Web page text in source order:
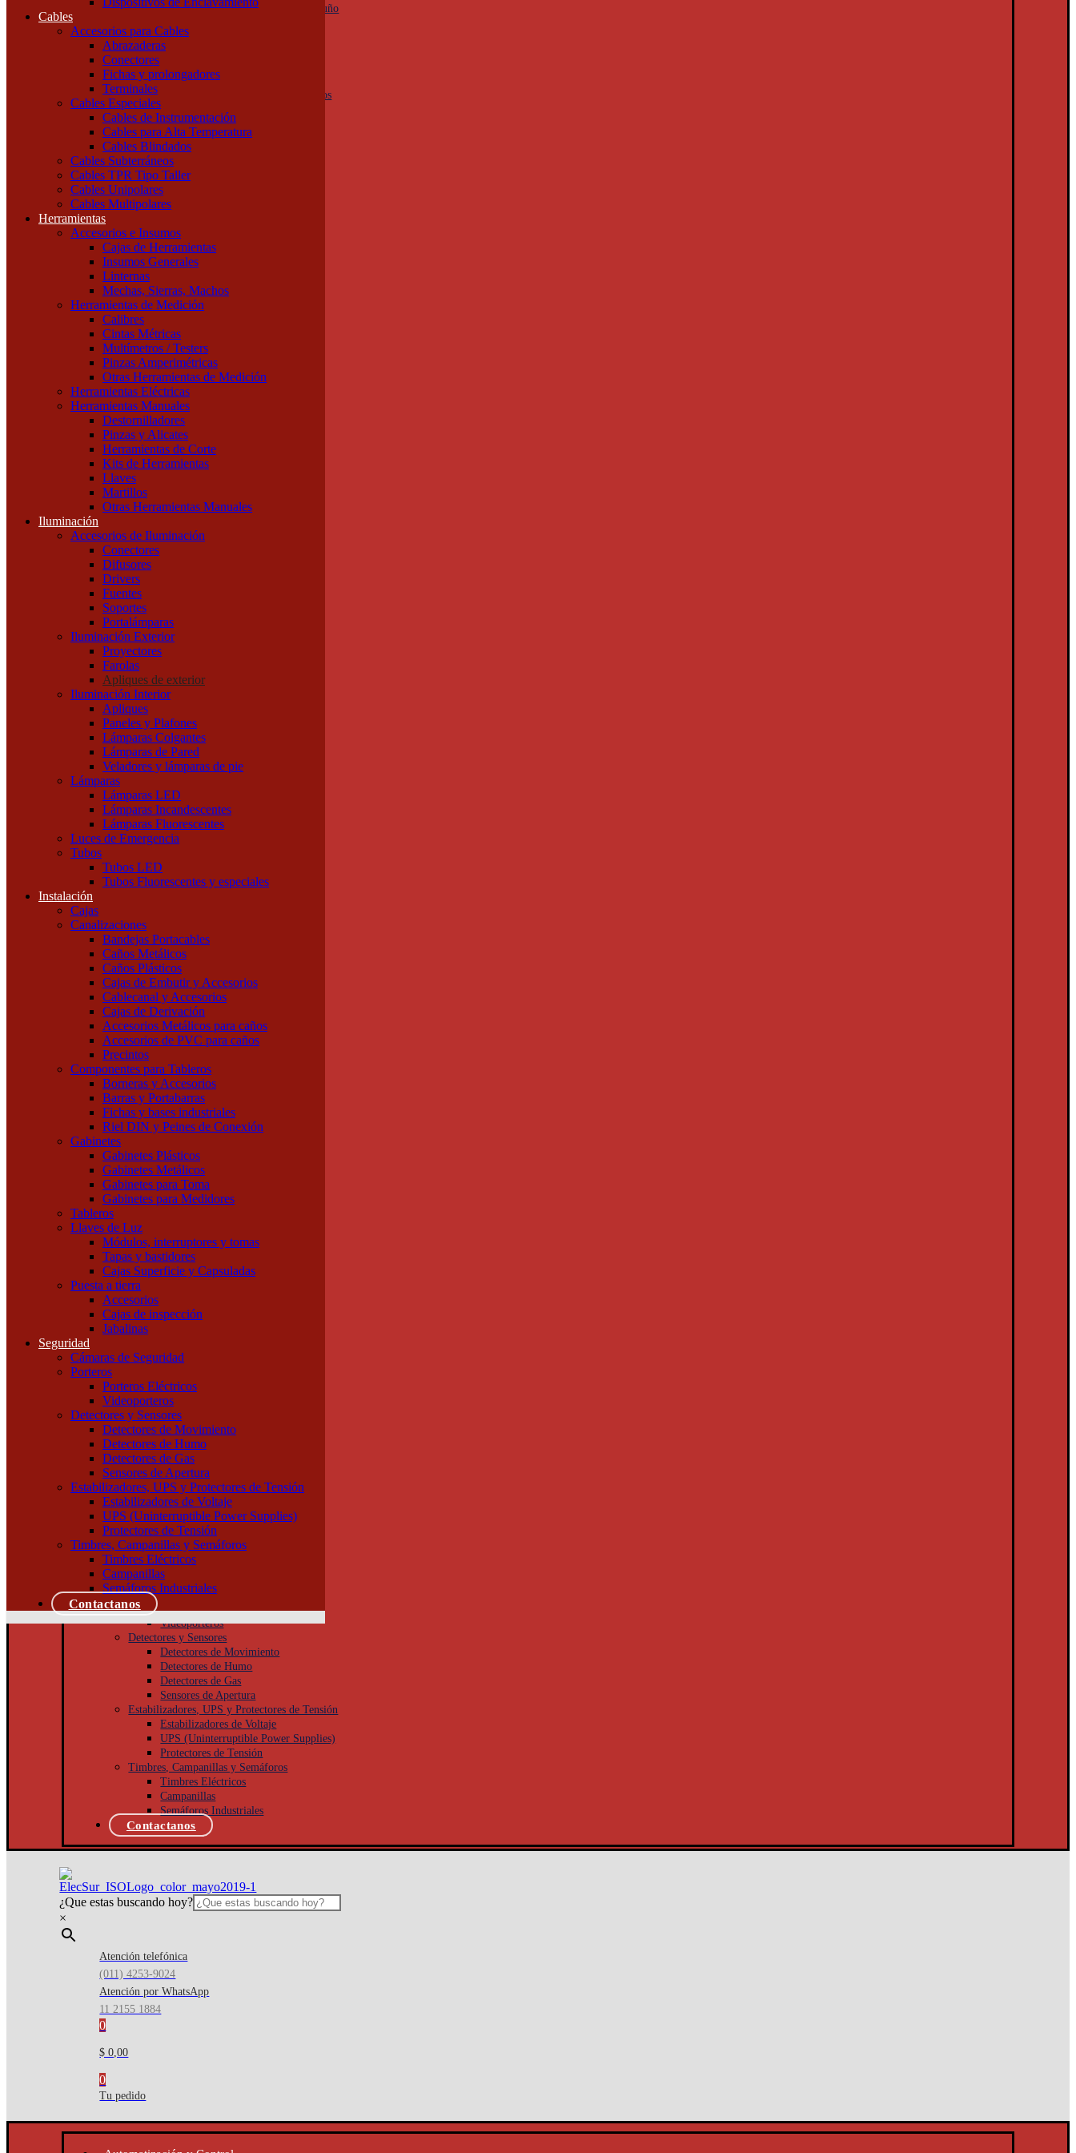
Cables
Accesorios para Cables
Abrazaderas
Conectores
Fichas y prolongadores
Terminales
Cables Especiales
Cables de Instrumentación
Cables para Alta Temperatura
Cables Blindados
Cables Subterráneos
Cables TPR Tipo Taller
Cables Unipolares
Cables Multipolares
Herramientas
Accesorios e Insumos
Cajas de Herramientas
Insumos Generales
Linternas
Mechas, Sierras, Machos
Herramientas de Medición
Calibres
Cintas Métricas
Multímetros / Testers
Pinzas Amperimétricas
Otras Herramientas de Medición
Herramientas Eléctricas
Herramientas Manuales
Destornilladores
Pinzas y Alicates
Herramientas de Corte
Kits de Herramientas
Llaves
Martillos
Otras Herramientas Manuales
Iluminación
Accesorios de Iluminación
Conectores
Difusores
Drivers
Fuentes
Soportes
Portalámparas
Iluminación Exterior
Proyectores
Farolas
Apliques de exterior
Iluminación Interior
Apliques
Paneles y Plafones
Lámparas Colgantes
Lámparas de Pared
Veladores y lámparas de pie
Lámparas
Lámparas LED
Lámparas Incandescentes
Lámparas Fluorescentes
Luces de Emergencia
Tubos
Tubos LED
Tubos Fluorescentes y especiales
Instalación
Cajas
Canalizaciones
Bandejas Portacables
Caños Metálicos
Caños Plásticos
Cajas de Embutir y Accesorios
Cablecanal y Accesorios
Cajas de Derivación
Accesorios Metálicos para caños
Accesorios de PVC para caños
Precintos
Componentes para Tableros
Borneras y Accesorios
Barras y Portabarras
Fichas y bases industriales
Riel DIN y Peines de Conexión
Gabinetes
Gabinetes Plásticos
Gabinetes Metálicos
Gabinetes para Toma
Gabinetes para Medidores
Tableros
Llaves de Luz
Módulos, interruptores y tomas
Tapas y bastidores
Cajas Superficie y Capsuladas
Puesta a tierra
Accesorios
Cajas de inspección
Jabalinas
Seguridad
Cámaras de Seguridad
Porteros
Porteros Eléctricos
Videoporteros
Detectores y Sensores
Detectores de Movimiento
Detectores de Humo
Detectores de Gas
Sensores de Apertura
Estabilizadores, UPS y Protectores de Tensión
Estabilizadores de Voltaje
UPS (Uninterruptible Power Supplies)
Protectores de Tensión
Timbres, Campanillas y Semáforos
Timbres Eléctricos
Campanillas
Semáforos Industriales
Contactanos
Botoneras, pulsadores y golpes de puño
Ojos de Buey
Selectoras
Dispositivos de Protección
Fusibles y descargadores atmosféricos
Termomagnéticas y diferenciales
Contactores
Guardamotores
Relés térmicos
Interruptores y seccionadores
Accesorios y Componentes
Borneras y Accesorios
Rieles y Soportes
Cables
Accesorios para Cables
Abrazaderas
Fichas y prolongadores
Terminales
Cables Especiales
Cables de Instrumentación
Cables para Alta Temperatura
Cables Blindados
Cables Subterráneos
Cables TPR Tipo Taller
Cables Unipolares
Cables Multipolares
Herramientas
Accesorios e Insumos
Cajas de Herramientas
Mechas, Sierras, Machos
Herramientas de Medición
Calibres
Herramientas Eléctricas
Herramientas Manuales
Destornilladores
Pinzas y Alicates
Kits de Herramientas
Llaves
Otras Herramientas Manuales
Iluminación
Accesorios de Iluminación
Conectores
Drivers
Fuentes
Soportes
Portalámparas
Proyectores
Farolas
Paneles y Plafones
Lámparas Colgantes
Lámparas de Pared
Veladores y lámparas de pie
Lámparas
Lámparas LED
Lámparas Incandescentes
Lámparas Fluorescentes
Luces de Emergencia
Tubos
Tubos LED
Tubos Fluorescentes y especiales
Instalación
Cajas
Canalizaciones
Bandejas Portacables
Caños Metálicos
Caños Plásticos
Cajas de Embutir y Accesorios
Accesorios Metálicos para caños
Accesorios de PVC para caños
Precintos
Componentes para Tableros
Borneras y Accesorios
Barras y Portabarras
Gabinetes
Gabinetes Plásticos
Gabinetes Metálicos
Gabinetes para Toma
Gabinetes para Medidores
Tableros
Llaves de Luz
Módulos, interruptores y tomas
Tapas y bastidores
Cajas Superficie y Capsuladas
Puesta a tierra
Accesorios
Cajas de inspección
Jabalinas
Seguridad
Cámaras de Seguridad
Porteros
Porteros Eléctricos
Videoporteros
Detectores y Sensores
Detectores de Movimiento
Detectores de Humo
Detectores de Gas
Sensores de Apertura
Estabilizadores, UPS y Protectores de Tensión
Estabilizadores de Voltaje
UPS (Uninterruptible Power Supplies)
Protectores de Tensión
Timbres, Campanillas y Semáforos
Timbres Eléctricos
Campanillas
Semáforos Industriales
Contactanos
¿Que estas buscando hoy?
×
Atención telefónica
(011) 4253-9024
Atención por WhatsApp
11 2155 1884
0
$ 0,00
0
Tu pedido